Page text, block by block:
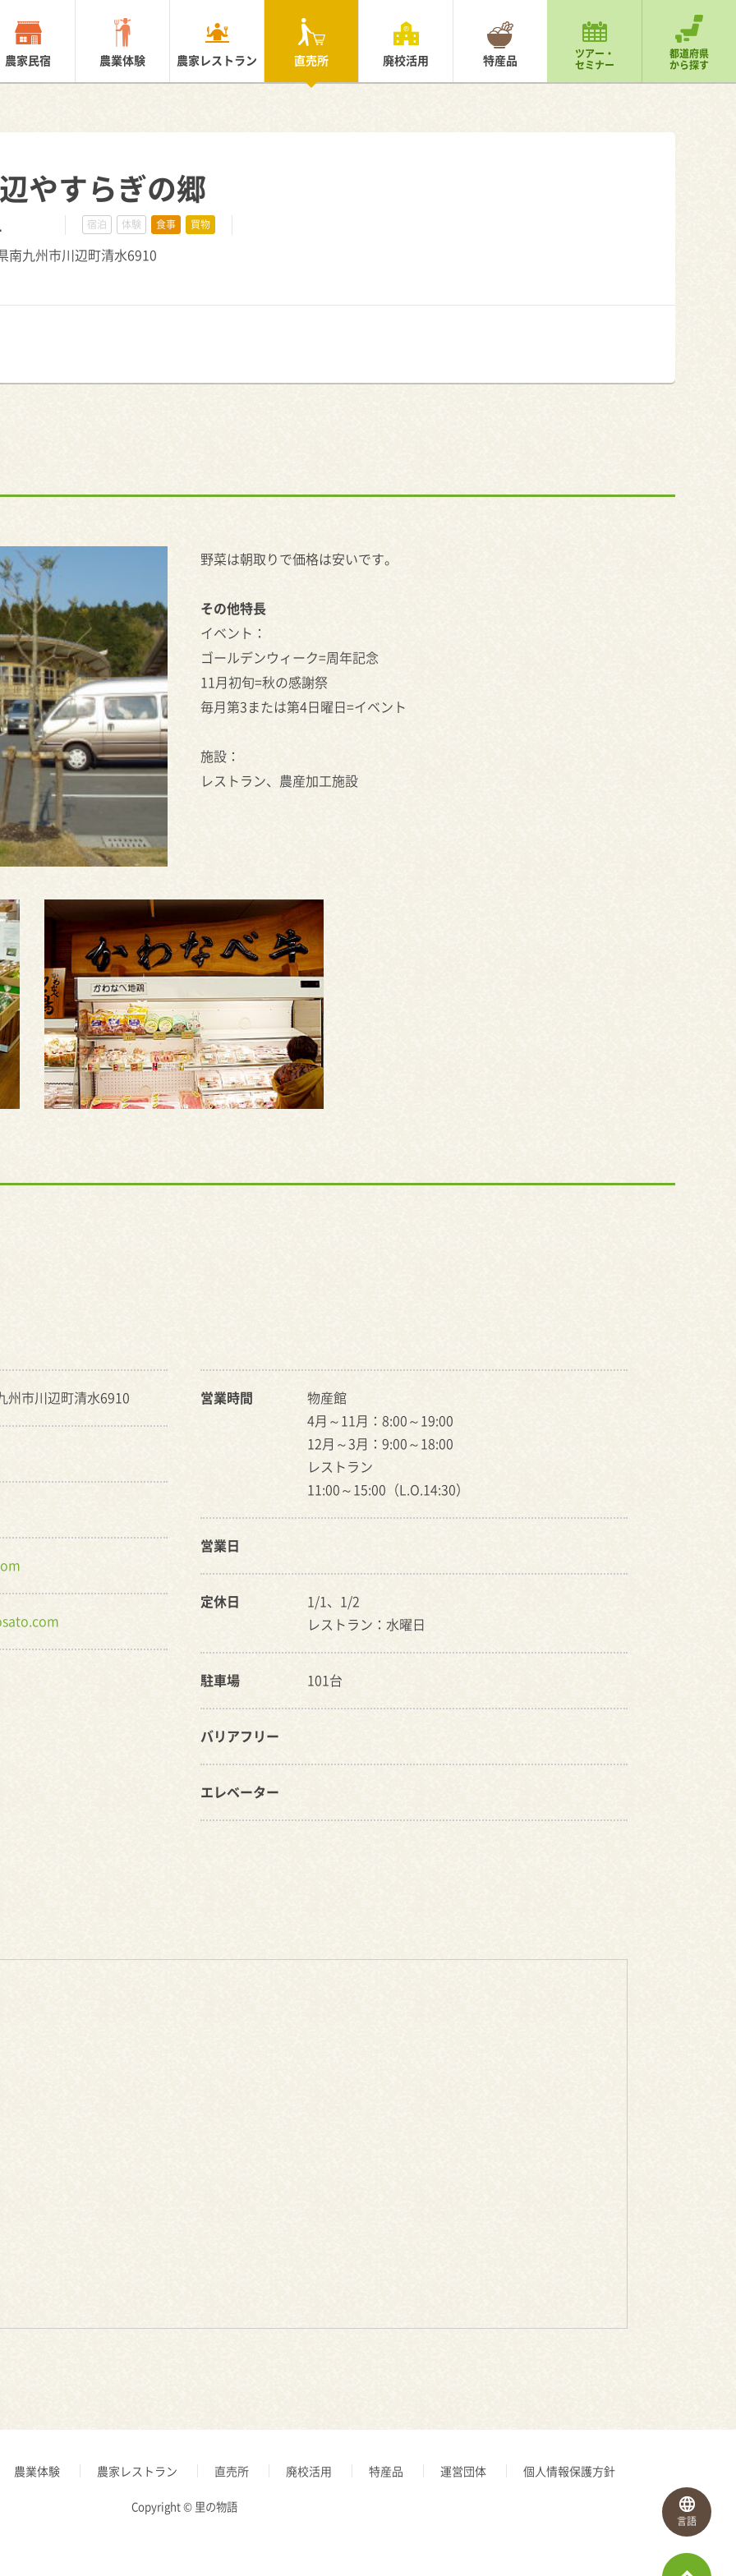
農家民宿 農業体験 農家レストラン 直売所 廃校活用 特産品 ツアー・
セミナー
都道府県
から探す
やすらぎの郷
宿泊 体験 食事 買物
九州市川辺町清水6910
野菜は朝取りで価格は安いです。
その他特長
イベント：
ゴールデンウィーク=周年記念
11月初旬=秋の感謝祭
毎月第3または第4日曜日=イベント
施設：
レストラン、農産加工施設
市川辺町清水6910 営業時間
物産館
4月～11月：8:00～19:00
12月～3月：9:00～18:00
レストラン
11:00～15:00（L.O.14:30）
営業日
定休日
1/1、1/2
レストラン：水曜日
駐車場 101台
バリアフリー
エレベーター
農業体験 農家レストラン 直売所 廃校活用 特産品 運営団体 個人情報保護方針
Copyright © 里の物語
言語